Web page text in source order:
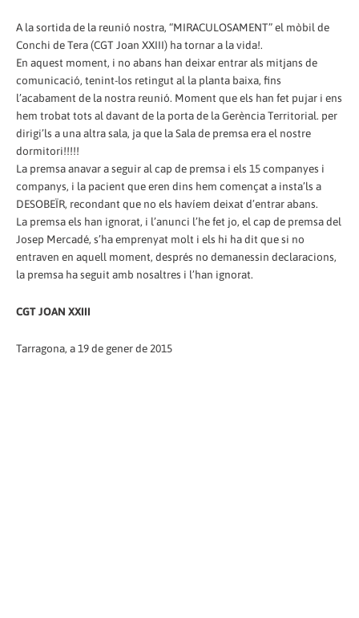
A la sortida de la reunió nostra, “MIRACULOSAMENT” el mòbil de
Conchi de Tera (CGT Joan XXIII) ha tornar a la vida!.
En aquest moment, i no abans han deixar entrar als mitjans de
comunicació, tenint-los retingut al la planta baixa, fins
l’acabament de la nostra reunió. Moment que els han fet pujar i ens
hem trobat tots al davant de la porta de la Gerència Territorial. per
dirigi’ls a una altra sala, ja que la Sala de premsa era el nostre
dormitori!!!!!
La premsa anavar a seguir al cap de premsa i els 15 companyes i
companys, i la pacient que eren dins hem començat a insta’ls a
DESOBEÏR, recondant que no els havíem deixat d’entrar abans.
La premsa els han ignorat, i l’anunci l’he fet jo, el cap de premsa del
Josep Mercadé, s’ha emprenyat molt i els hi ha dit que si no
entraven en aquell moment, després no demanessin declaracions,
la premsa ha seguit amb nosaltres i l’han ignorat.
CGT JOAN XXIII
Tarragona, a 19 de gener de 2015